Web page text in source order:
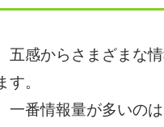
感からさまざまな
す。
番情報量が多いの